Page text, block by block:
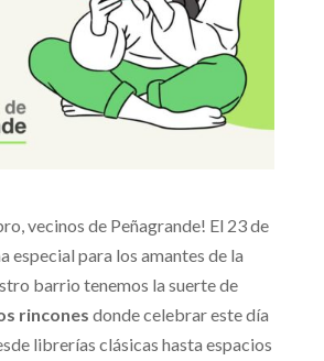
vecinos de Peñagrande! El 23 de
especial para los amantes de la
barrio tenemos la suerte de
rincones donde celebrar este día
librerías clásicas hasta espacios